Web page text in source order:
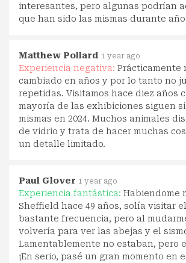
interesantes, pero algunas podrían
que han sido las mismas durante
Matthew Pollard 1 year ago
Experiencia negativa: Prácticamente
cambiado en años y por lo tanto no
repetidas. Visitamos hace diez años
mayoría de las exhibiciones siguen
mismas en 2024. Muchos animales
de vidrio y trata de hacer muchas
un detalle limitado.
Paul Glover 1 year ago
Experiencia fantástica: Habiendome
Sheffield hace 49 años, solía visitar
bastante frecuencia, pero al
volvería para ver las abejas y el
Lamentablemente no estaban, pero
¡En serio, pasé un gran momento en